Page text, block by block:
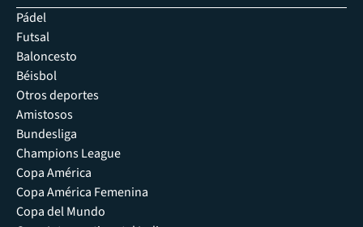
Pádel
Futsal
Baloncesto
Béisbol
Otros deportes
Amistosos
Bundesliga
Champions League
Copa América
Copa América Femenina
Copa del Mundo